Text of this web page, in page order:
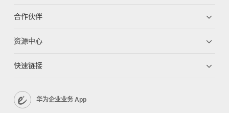
合作伙伴
资源中心
快速链接
华为企业业务 App